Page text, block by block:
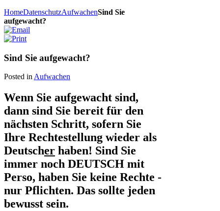
HomeDatenschutzAufwachenSind Sie
aufgewacht?
Sind Sie aufgewacht?
Posted inAufwachen
Wenn Sie aufgewacht sind,
dann sind Sie bereit für den
nächsten Schritt, sofern Sie
Ihre Rechtestellung wieder als
Deutscher haben! Sind Sie
immer noch DEUTSCH mit
Perso, haben Sie keine Rechte -
nur Pflichten. Das sollte jeden
bewusst sein.